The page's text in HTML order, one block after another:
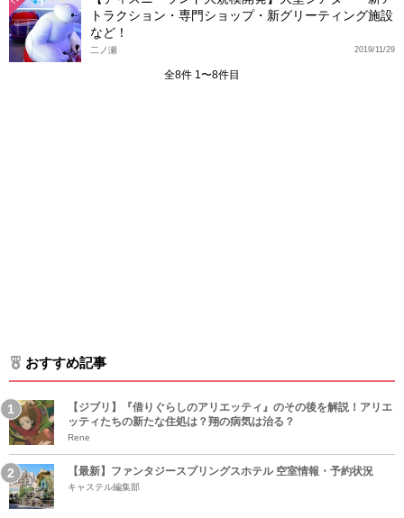
トラクション・専門ショップ・新グリーティング施設
など！
2019/11/29
二ノ瀬
全8件 1〜8件目
おすすめ記事
【ジブリ】『借りぐらしのアリエッティ』のその後を解説！アリエ
ッティたちの新たな住処は？翔の病気は治る？
Rene
【最新】ファンタジースプリングスホテル 空室情報・予約状況
キャステル編集部